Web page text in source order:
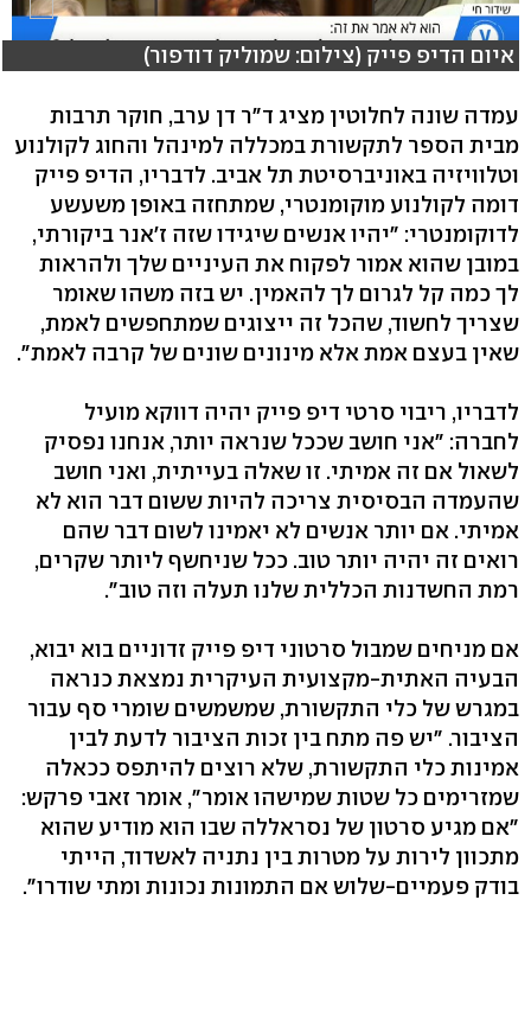
איום הדיפ פייק (צילום: שמוליק דודפור)
עמדה שונה לחלוטין מציג ד"ר דן ערב, חוקר תרבות
מבית הספר לתקשורת במכללה למינהל והחוג לקולנוע
וטלוויזיה באוניברסיטת תל אביב. לדבריו, הדיפ פייק
דומה לקולנוע מוקומנטרי, שמתחזה באופן משעשע
לדוקומנטרי: "יהיו אנשים שיגידו שזה ז'אנר ביקורתי,
במובן שהוא אמור לפקוח את העיניים שלך ולהראות
לך כמה קל לגרום לך להאמין. יש בזה משהו שאומר
שצריך לחשוד, שהכל זה ייצוגים שמתחפשים לאמת,
שאין בעצם אמת אלא מינונים שונים של קרבה לאמת".
לדבריו, ריבוי סרטי דיפ פייק יהיה דווקא מועיל
לחברה: "אני חושב שככל שנראה יותר, אנחנו נפסיק
לשאול אם זה אמיתי. זו שאלה בעייתית, ואני חושב
שהעמדה הבסיסית צריכה להיות ששום דבר הוא לא
אמיתי. אם יותר אנשים לא יאמינו לשום דבר שהם
רואים זה יהיה יותר טוב. ככל שניחשף ליותר שקרים,
רמת החשדנות הכללית שלנו תעלה וזה טוב".
אם מניחים שמבול סרטוני דיפ פייק זדוניים בוא יבוא,
הבעיה האתית-מקצועית העיקרית נמצאת כנראה
במגרש של כלי התקשורת, שמשמשים שומרי סף עבור
הציבור. "יש פה מתח בין זכות הציבור לדעת לבין
אמינות כלי התקשורת, שלא רוצים להיתפס ככאלה
שמזרימים כל שטות שמישהו אומר", אומר זאבי פרקש:
"אם מגיע סרטון של נסראללה שבו הוא מודיע שהוא
מתכוון לירות על מטרות בין נתניה לאשדוד, הייתי
בודק פעמיים-שלוש אם התמונות נכונות ומתי שודרו".